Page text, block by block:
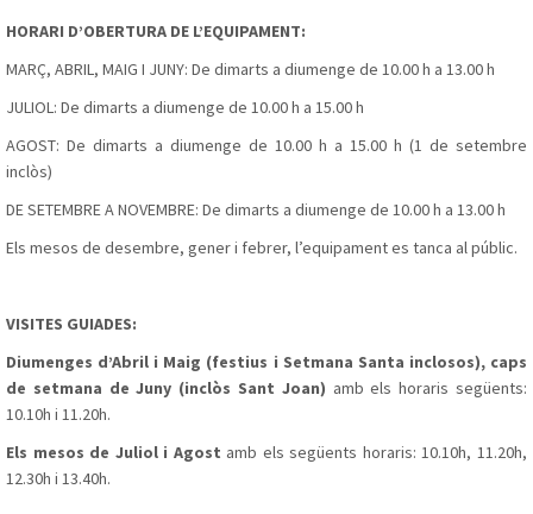
HORARI D’OBERTURA DE L’EQUIPAMENT:
MARÇ, ABRIL, MAIG I JUNY: De dimarts a diumenge de 10.00 h a 13.00 h
JULIOL: De dimarts a diumenge de 10.00 h a 15.00 h
AGOST: De dimarts a diumenge de 10.00 h a 15.00 h (1 de setembre
inclòs)
DE SETEMBRE A NOVEMBRE: De dimarts a diumenge de 10.00 h a 13.00 h
Els mesos de desembre, gener i febrer, l’equipament es tanca al públic.
VISITES GUIADES:
Diumenges d’Abril i Maig (festius i Setmana Santa inclosos), caps
de setmana de Juny (inclòs Sant Joan) amb els horaris següents:
10.10h i 11.20h.
Els mesos de Juliol i Agost amb els següents horaris: 10.10h, 11.20h,
12.30h i 13.40h.